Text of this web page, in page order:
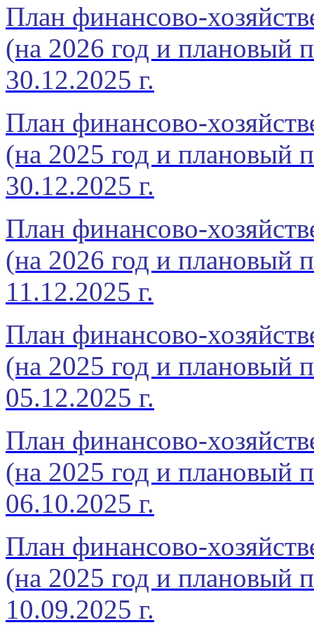
План финансово-
(на 2026 год и плановый
30.12.2025 г.
План финансово-
(на 2025 год и плановый
30.12.2025 г.
План финансово-
(на 2026 год и плановый
11.12.2025 г.
План финансово-
(на 2025 год и плановый
05.12.2025 г.
План финансово-
(на 2025 год и плановый
06.10.2025 г.
План финансово-
(на 2025 год и плановый
10.09.2025 г.